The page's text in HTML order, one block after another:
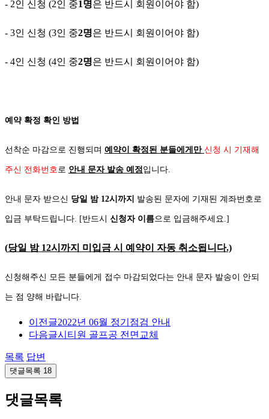
- 2인 신청 (2인 중1명은 반드시 회원이어야 함)
- 3인 신청 (3인 중2명은 반드시 회원이어야 함)
- 4인 신청 (4인 중2명은 반드시 회원이어야 함)
예약 확정 확인 방법
선착순 마감으로 진행되며 예약이 확정된 분들에게만 신청 시 기재해
주신 전화번호로 안내 문자 발송 예정입니다.
안내 문자 받으신 당일 밤 12시까지 발송된 문자에 기재된 계좌번호로
입금 부탁드립니다. [반드시 신청자 이름으로 입금해주세요.]
(당일 밤 12시까지 미입금 시 예약이 자동 취소됩니다.)
신청해주신 모든 분들에게 접수 마감되었다는 안내 문자 발송이 안되
는 점 양해 바랍니다.
이전글2022년 06월 정기점검 안내
다음글시티원 골프공 전면교체
목록 답변
댓글목록 18
댓글목록